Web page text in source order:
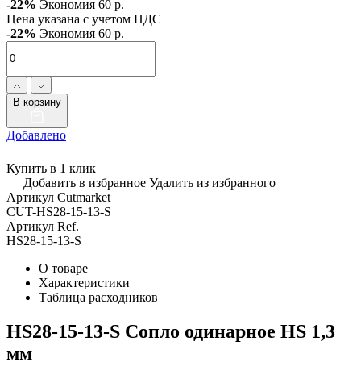
-22% Экономия 60 р.
Цена указана с учетом НДС
-22% Экономия 60 р.
В корзину
Добавлено
Купить в 1 клик
Добавить в избранное Удалить из избранного
Артикул Cutmarket
CUT-HS28-15-13-S
Артикул Ref.
HS28-15-13-S
О товаре
Характеристики
Таблица расходников
HS28-15-13-S Сопло одинарное HS 1,3
мм